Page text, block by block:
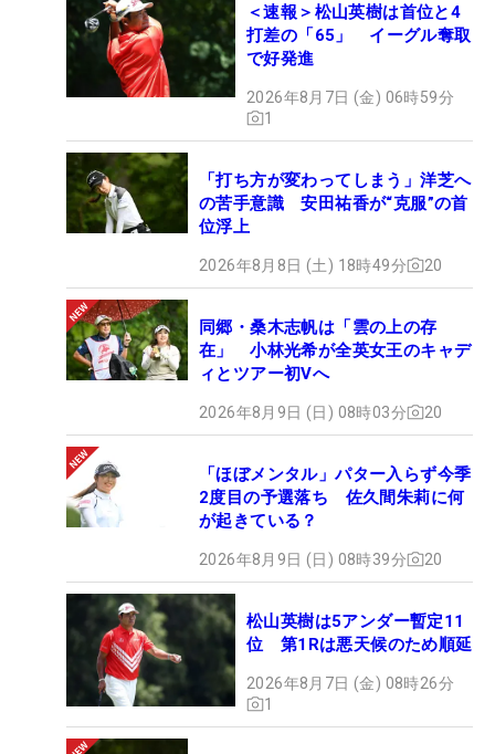
＜速報＞松山英樹は首位と4
打差の「65」 イーグル奪取
で好発進
2026年8月7日 (金) 06時59分
1
「打ち方が変わってしまう」洋芝へ
の苦手意識 安田祐香が“克服”の首
位浮上
2026年8月8日 (土) 18時49分 20
同郷・桑木志帆は「雲の上の存
在」 小林光希が全英女王のキャデ
ィとツアー初Vへ
2026年8月9日 (日) 08時03分 20
「ほぼメンタル」パター入らず今季
2度目の予選落ち 佐久間朱莉に何
が起きている？
2026年8月9日 (日) 08時39分 20
松山英樹は5アンダー暫定11
位 第1Rは悪天候のため順延
2026年8月7日 (金) 08時26分
1